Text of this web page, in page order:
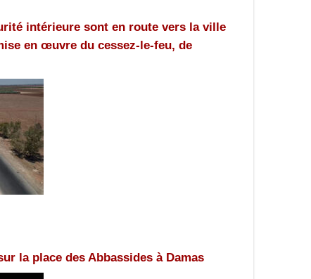
intérieure sont en route vers la ville
en œuvre du cessez-le-feu, de
la place des Abbassides à Damas